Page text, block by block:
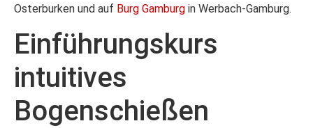
Osterburken und auf Burg Gamburg in Werbach-Gamburg.
Einführungskurs
intuitives
Bogenschießen